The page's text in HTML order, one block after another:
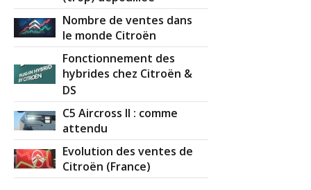
16/20 2.0 HDi 110 ch(1 )
2.0 HDi 110 ch 412 000
16/20 2.0 HDi 110 ch 140000 2003 sx
17/20 2.0 HDi 110 ch 250000km-2003-
Nombre de ventes dans
le monde Citroën
Fonctionnement des
hybrides chez Citroën &
DS
C5 Aircross II : comme
attendu
Evolution des ventes de
Citroën (France)